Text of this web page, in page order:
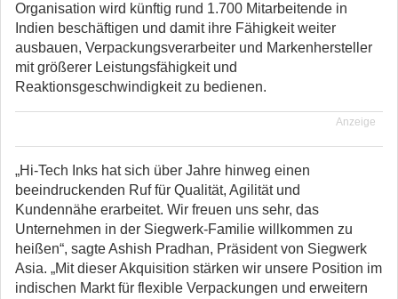
Organisation wird künftig rund 1.700 Mitarbeitende in
Indien beschäftigen und damit ihre Fähigkeit weiter
ausbauen, Verpackungsverarbeiter und Markenhersteller
mit größerer Leistungsfähigkeit und
Reaktionsgeschwindigkeit zu bedienen.
Anzeige
„Hi-Tech Inks hat sich über Jahre hinweg einen
beeindruckenden Ruf für Qualität, Agilität und
Kundennähe erarbeitet. Wir freuen uns sehr, das
Unternehmen in der Siegwerk-Familie willkommen zu
heißen“, sagte Ashish Pradhan, Präsident von Siegwerk
Asia. „Mit dieser Akquisition stärken wir unsere Position im
indischen Markt für flexible Verpackungen und erweitern